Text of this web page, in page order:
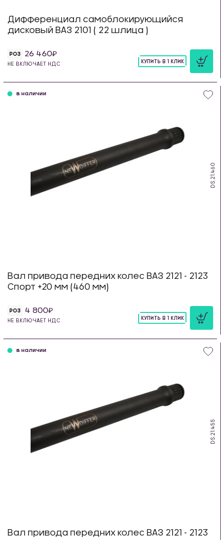
Дифференциал самоблокирующийся
дисковый ВАЗ 2101 ( 22 шлица )
РОЗ 26 460
НЕ ВКЛЮЧАЕТ НДС
КУПИТЬ В 1 КЛИК
DS.21.460
в наличии
Вал привода передних колес ВАЗ 2121 - 2123
Спорт +20 мм (460 мм)
РОЗ 4 800
НЕ ВКЛЮЧАЕТ НДС
КУПИТЬ В 1 КЛИК
DS.21.455
в наличии
Вал привода передних колес ВАЗ 2121 - 2123